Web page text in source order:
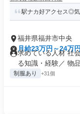
駅ナカ好アクセス◎
福井県福井市中央
月給23万円～24万円
求めている人材 社
る知識・経験／ 物品
制服あり +31個